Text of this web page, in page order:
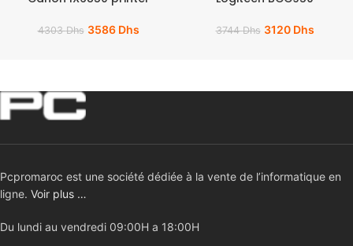
4303Dhs 3586 Dhs 3744Dhs 3120 Dhs
Pcpromaroc est une société dédiée à la vente de l’informatique en
ligne. Voir plus …
Du lundi au vendredi 09:00H a 18:00H